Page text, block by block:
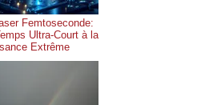
Femtoseconde:
Ultra-Court à la
Extrême